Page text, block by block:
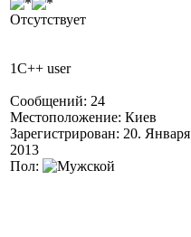
Отсутствует
1C++ user
Сообщений: 24
Местоположение: Киев
Зарегистрирован: 20. Января
2013
Пол: